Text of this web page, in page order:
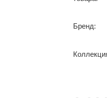
Бренд: